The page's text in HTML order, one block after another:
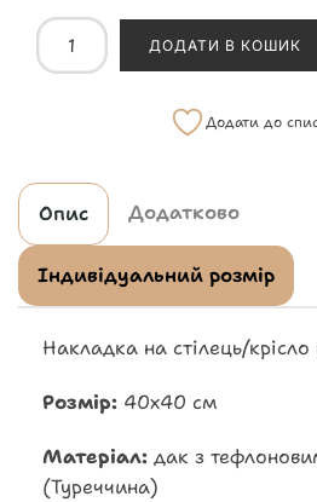
ДОДАТИ В КОШИК
Додати до
Опис Додатково
Індивідуальний розмір
Накладка на стілець/
Розмір: 40х40 см
Матеріал: дак з
(Туреччина)